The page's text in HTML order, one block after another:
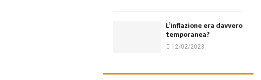
L’inflazione era davvero
temporanea?
12/02/2023